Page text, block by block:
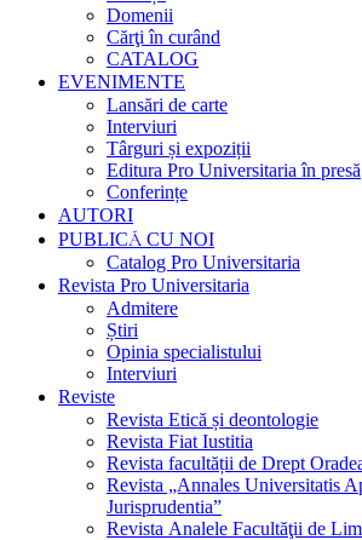
Domenii
Cărţi în curând
CATALOG
EVENIMENTE
Lansări de carte
Interviuri
Târguri și expoziții
Editura Pro Universitaria în presă
Conferințe
AUTORI
PUBLICĂ CU NOI
Catalog Pro Universitaria
Revista Pro Universitaria
Admitere
Știri
Opinia specialistului
Interviuri
Reviste
Revista Etică și deontologie
Revista Fiat Iustitia
Revista facultății de Drept
Revista „Annales Universitatis
Jurisprudentia”
Revista Analele Facultăţii de